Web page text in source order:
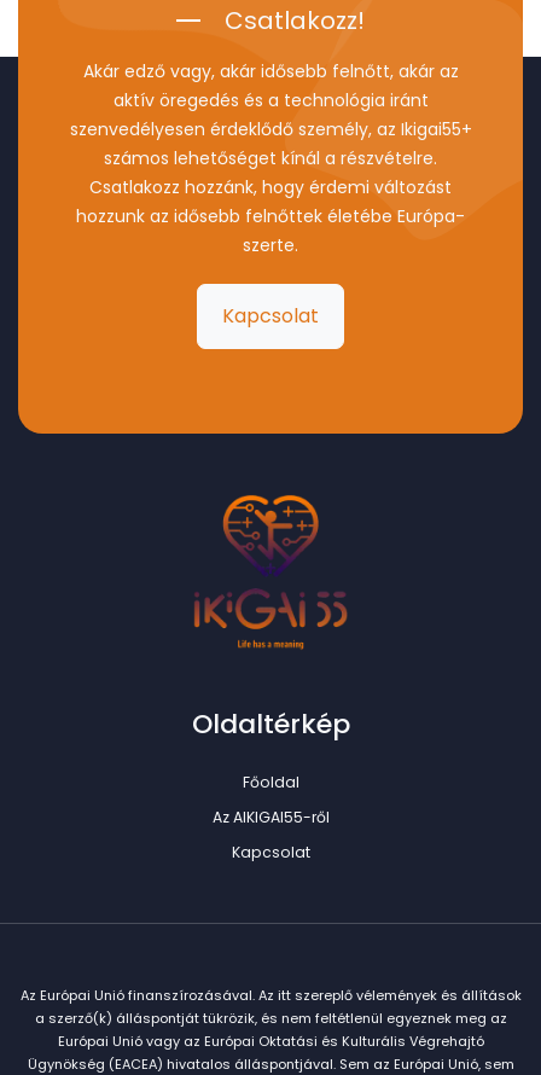
Csatlakozz!
Akár edző vagy, akár idősebb felnőtt, akár az
aktív öregedés és a technológia iránt
szenvedélyesen érdeklődő személy, az Ikigai55+
számos lehetőséget kínál a részvételre.
Csatlakozz hozzánk, hogy érdemi változást
hozzunk az idősebb felnőttek életébe Európa-
szerte.
Kapcsolat
Oldaltérkép
Főoldal
Az AIKIGAI55-ről
Kapcsolat
Az Európai Unió finanszírozásával. Az itt szereplő vélemények és állítások
a szerző(k) álláspontját tükrözik, és nem feltétlenül egyeznek meg az
Európai Unió vagy az Európai Oktatási és Kulturális Végrehajtó
Ügynökség (EACEA) hivatalos álláspontjával. Sem az Európai Unió, sem